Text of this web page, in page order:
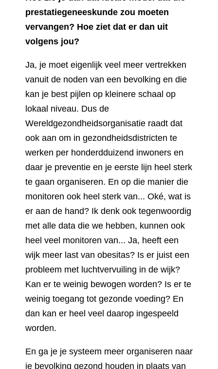
prestatiegeneeskunde zou moeten
vervangen? Hoe ziet dat er dan uit
volgens jou?
Ja, je moet eigenlijk veel meer vertrekken
vanuit de noden van een bevolking en die
kan je best pijlen op kleinere schaal op
lokaal niveau. Dus de
Wereldgezondheidsorganisatie raadt dat
ook aan om in gezondheidsdistricten te
werken per honderdduizend inwoners en
daar je preventie en je eerste lijn heel sterk
te gaan organiseren. En op die manier die
monitoren ook heel sterk van... Oké, wat is
er aan de hand? Ik denk ook tegenwoordig
met alle data die we hebben, kunnen ook
heel veel monitoren van... Ja, heeft een
wijk meer last van obesitas? Is er juist een
probleem met luchtvervuiling in de wijk?
Kan er te weinig bewogen worden? Is er te
weinig toegang tot gezonde voeding? En
dan kan er heel veel daarop ingespeeld
worden.
En ga je je systeem meer organiseren naar
je bevolking gezond houden in plaats van